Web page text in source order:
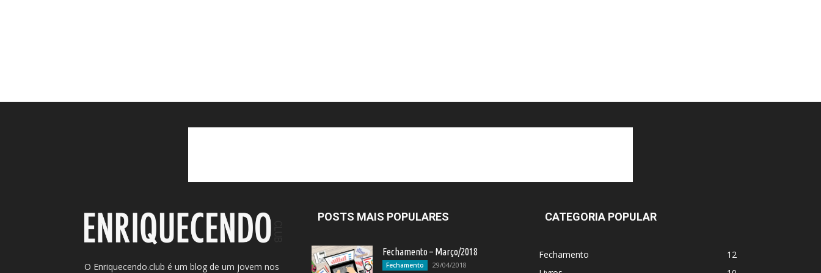
O Enriquecendo.club é um blog de um jovem nos
POSTS MAIS POPULARES
Fechamento – Março/2018
Fechamento 29/04/2018
CATEGORIA POPULAR
Fechamento
12